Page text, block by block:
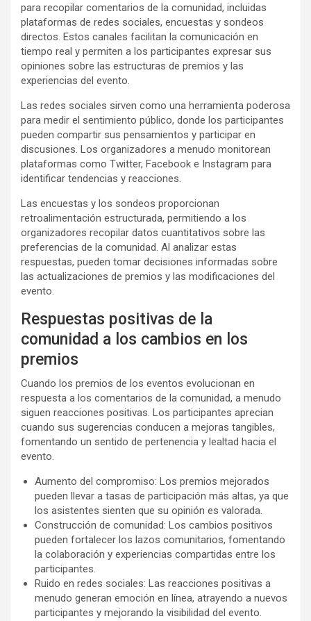
para recopilar comentarios de la comunidad, incluidas
plataformas de redes sociales, encuestas y sondeos
directos. Estos canales facilitan la comunicación en
tiempo real y permiten a los participantes expresar sus
opiniones sobre las estructuras de premios y las
experiencias del evento.
Las redes sociales sirven como una herramienta poderosa
para medir el sentimiento público, donde los participantes
pueden compartir sus pensamientos y participar en
discusiones. Los organizadores a menudo monitorean
plataformas como Twitter, Facebook e Instagram para
identificar tendencias y reacciones.
Las encuestas y los sondeos proporcionan
retroalimentación estructurada, permitiendo a los
organizadores recopilar datos cuantitativos sobre las
preferencias de la comunidad. Al analizar estas
respuestas, pueden tomar decisiones informadas sobre
las actualizaciones de premios y las modificaciones del
evento.
Respuestas positivas de la
comunidad a los cambios en los
premios
Cuando los premios de los eventos evolucionan en
respuesta a los comentarios de la comunidad, a menudo
siguen reacciones positivas. Los participantes aprecian
cuando sus sugerencias conducen a mejoras tangibles,
fomentando un sentido de pertenencia y lealtad hacia el
evento.
Aumento del compromiso: Los premios mejorados
pueden llevar a tasas de participación más altas, ya que
los asistentes sienten que su opinión es valorada.
Construcción de comunidad: Los cambios positivos
pueden fortalecer los lazos comunitarios, fomentando
la colaboración y experiencias compartidas entre los
participantes.
Ruido en redes sociales: Las reacciones positivas a
menudo generan emoción en línea, atrayendo a nuevos
participantes y mejorando la visibilidad del evento.